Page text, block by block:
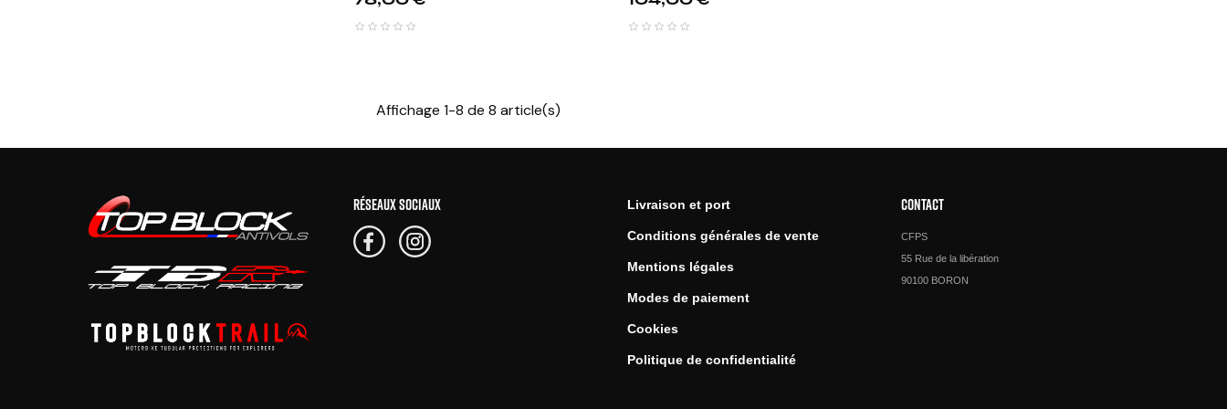
Affichage 1-8 de 8 article(s)
RÉSEAUX SOCIAUX Livraison et port
Conditions générales de vente
Mentions légales
Modes de paiement
Cookies
Politique de confidentialité
CONTACT
CFPS
55 Rue de la libération
90100 BORON